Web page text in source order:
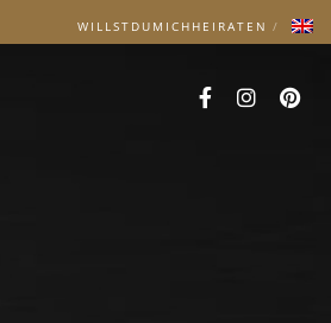
WILLSTDUMICHHEIRATEN